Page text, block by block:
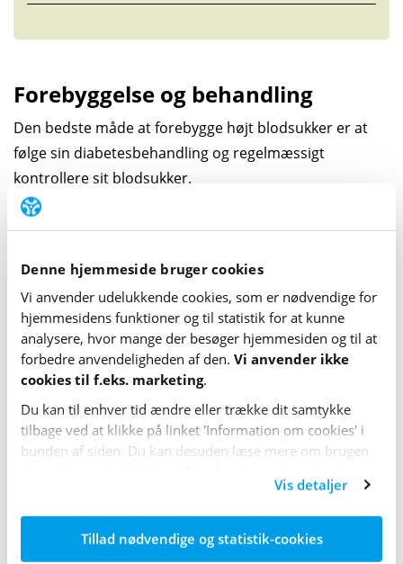
Denne hjemmeside bruger cookies
Vi anvender udelukkende cookies, som er nødvendige for
hjemme­sidens funktioner og til statistik for at kunne
analysere, hvor mange der besøger hjemme­siden og til at
forbedre anvende­lig­heden af den. Vi anvender ikke
cookies til f.eks. marketing.
Du kan til enhver tid ændre eller trække dit samtykke
tilbage ved at klikke på linket 'Information om cookies' i
bunden af siden. Du kan desuden læse mere om brugen
Vis detaljer
Tillad nødvendige og statistik-cookies
Forebyggelse og behandling
Den bedste måde at forebygge højt blodsukker er at
følge sin diabetesbehandling og regelmæssigt
kontrollere sit blodsukker.
Den grundlæggende behandling af type 2-diabetes er
holde blodsukkeret på etnormalt og stabilt niveau
Samtidig med denne behandling kommer medicinsk
behandling. Behandlingen bør startes tidligt og
løbende tilpasses, så blodsukkeret ligger så normalt og
stabilt som muligt.
Medicinsk behandling
Hvis ens behandler vurderer, at man kan have gavn af
medicin for at opnå et stabilt blodsukker, vil man som
udgangspunkt blive behandlet med den type medicin,
der hedder metformin.